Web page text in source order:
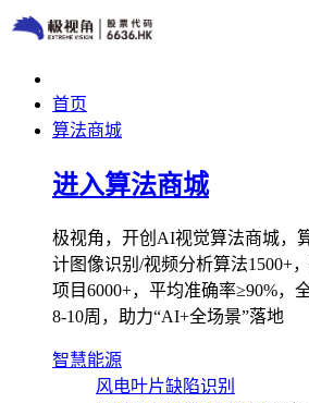
首页
算法商城
进入算法商城
极视角，开创AI视觉算法商城，
计图像识别/视频分析算法1500+
项目6000+，平均准确率≥90%，
8-10周，助力“AI+全场景”落地
智慧能源
风电叶片缺陷识别